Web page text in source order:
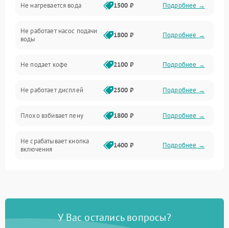
Включение и работа
Проблемы с водой
Проблемы с капучинатором и паром
Управление и электроника
Программное обеспечение
Не нагревается вода 1500 ₽ Подробнее →
Не работает насос подачи
воды
1800 ₽ Подробнее →
Не подает кофе 2100 ₽ Подробнее →
Не работает дисплей 2500 ₽ Подробнее →
Плохо взбивает пену 1800 ₽ Подробнее →
Не срабатывает кнопка
включения
1400 ₽ Подробнее →
Постоянные сбои в работе 1500 ₽ Подробнее →
У Вас остались вопросы?